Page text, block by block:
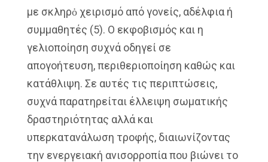
με σκληρὀ χειρισμό από γονείς, αδέλφια ή
συμμαθητές (5). Ο εκφοβισμός και η
γελιοποίηση συχνά οδηγεί σε
απογοήτευση, περιθεριοποίηση καθώς και
κατάθλιψη. Σε αυτές τις περιπτώσεις,
συχνά παρατηρείται έλλειψη σωματικής
δραστηριότητας αλλά και
υπερκατανάλωση τροφής, διαιωνίζοντας
την ενεργειακή ανισορροπία που βιώνει το